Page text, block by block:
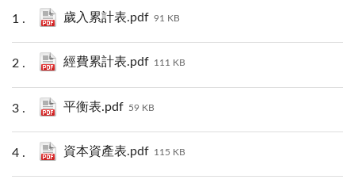
歲入累計表.pdf 91 KB
經費累計表.pdf 111 KB
平衡表.pdf 59 KB
資本資產表.pdf 115 KB